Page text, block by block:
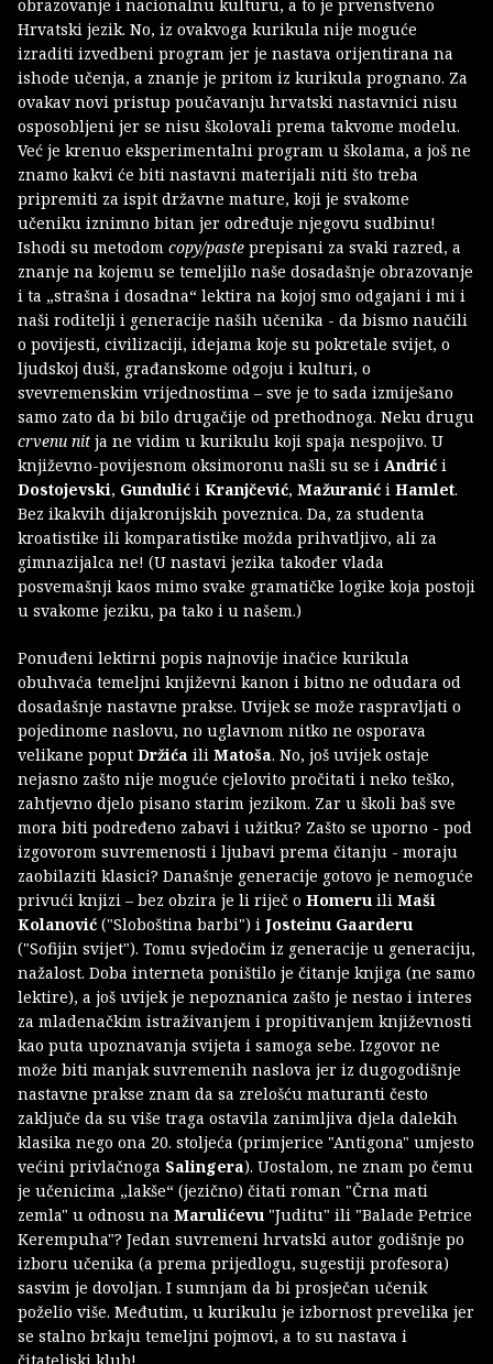
obrazovanje i nacionalnu kulturu, a to je prvenstveno
Hrvatski jezik. No, iz ovakvoga kurikula nije moguće
izraditi izvedbeni program jer je nastava orijentirana na
ishode učenja, a znanje je pritom iz kurikula prognano. Za
ovakav novi pristup poučavanju hrvatski nastavnici nisu
osposobljeni jer se nisu školovali prema takvome modelu.
Već je krenuo eksperimentalni program u školama, a još ne
znamo kakvi će biti nastavni materijali niti što treba
pripremiti za ispit državne mature, koji je svakome
učeniku iznimno bitan jer određuje njegovu sudbinu!
Ishodi su metodom copy/paste prepisani za svaki razred, a
znanje na kojemu se temeljilo naše dosadašnje obrazovanje
i ta „strašna i dosadna“ lektira na kojoj smo odgajani i mi i
naši roditelji i generacije naših učenika - da bismo naučili
o povijesti, civilizaciji, idejama koje su pokretale svijet, o
ljudskoj duši, građanskome odgoju i kulturi, o
svevremenskim vrijednostima – sve je to sada izmiješano
samo zato da bi bilo drugačije od prethodnoga. Neku drugu
crvenu nit ja ne vidim u kurikulu koji spaja nespojivo. U
književno-povijesnom oksimoronu našli su se i Andrić i
Dostojevski, Gundulić i Kranjčević, Mažuranić i Hamlet.
Bez ikakvih dijakronijskih poveznica. Da, za studenta
kroatistike ili komparatistike možda prihvatljivo, ali za
gimnazijalca ne! (U nastavi jezika također vlada
posvemašnji kaos mimo svake gramatičke logike koja postoji
u svakome jeziku, pa tako i u našem.)
Ponuđeni lektirni popis najnovije inačice kurikula
obuhvaća temeljni književni kanon i bitno ne odudara od
dosadašnje nastavne prakse. Uvijek se može raspravljati o
pojedinome naslovu, no uglavnom nitko ne osporava
velikane poput Držića ili Matoša. No, još uvijek ostaje
nejasno zašto nije moguće cjelovito pročitati i neko teško,
zahtjevno djelo pisano starim jezikom. Zar u školi baš sve
mora biti podređeno zabavi i užitku? Zašto se uporno - pod
izgovorom suvremenosti i ljubavi prema čitanju - moraju
zaobilaziti klasici? Današnje generacije gotovo je nemoguće
privući knjizi – bez obzira je li riječ o Homeru ili Maši
Kolanović ("Sloboština barbi") i Josteinu Gaarderu
("Sofijin svijet"). Tomu svjedočim iz generacije u generaciju,
nažalost. Doba interneta poništilo je čitanje knjiga (ne samo
lektire), a još uvijek je nepoznanica zašto je nestao i interes
za mladenačkim istraživanjem i propitivanjem književnosti
kao puta upoznavanja svijeta i samoga sebe. Izgovor ne
može biti manjak suvremenih naslova jer iz dugogodišnje
nastavne prakse znam da sa zrelošću maturanti često
zaključe da su više traga ostavila zanimljiva djela dalekih
klasika nego ona 20. stoljeća (primjerice "Antigona" umjesto
većini privlačnoga Salingera). Uostalom, ne znam po čemu
je učenicima „lakše“ (jezično) čitati roman "Črna mati
zemla" u odnosu na Marulićevu "Juditu" ili "Balade Petrice
Kerempuha"? Jedan suvremeni hrvatski autor godišnje po
izboru učenika (a prema prijedlogu, sugestiji profesora)
sasvim je dovoljan. I sumnjam da bi prosječan učenik
poželio više. Međutim, u kurikulu je izbornost prevelika jer
se stalno brkaju temeljni pojmovi, a to su nastava i